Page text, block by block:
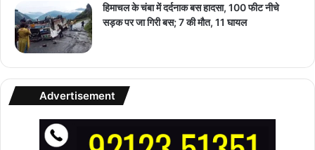
हिमाचल के चंबा में दर्दनाक बस हादसा, 100 फीट नीचे
सड़क पर जा गिरी बस; 7 की मौत, 11 घायल
Advertisement